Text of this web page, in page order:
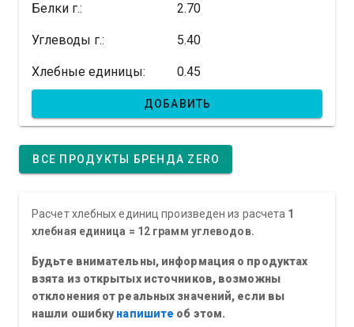
Белки г.: 2.70
Углеводы г.: 5.40
Хлебные единицы: 0.45
ДОБАВИТЬ
ВСЕ ПРОДУКТЫ БРЕНДА ZERO
Расчет хлебных единиц произведен из расчета 1
хлебная единица = 12 грамм углеводов.
Будьте внимательны, информация о продуктах
взята из открытых источников, возможны
отклонения от реальных значений, если вы
нашли ошибкунапишите об этом.